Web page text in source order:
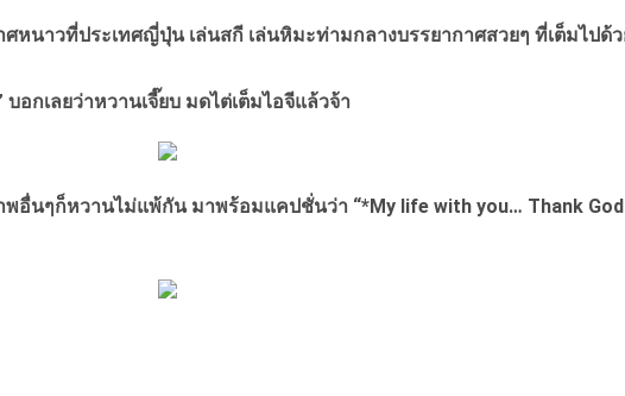
าวที่ประเทศญี่ปุ่น เล่นสกี เล่นหิมะท่ามกลางบรรยากาศสวยๆ ที่เต็มไปด้
อกเลยว่าหวานเจี๊ยบ มดไต่เต็มไอจีแล้วจ้า
อื่นๆก็หวานไม่แพ้กัน มาพร้อมแคปชั่นว่า “*My life with you… Thank God I